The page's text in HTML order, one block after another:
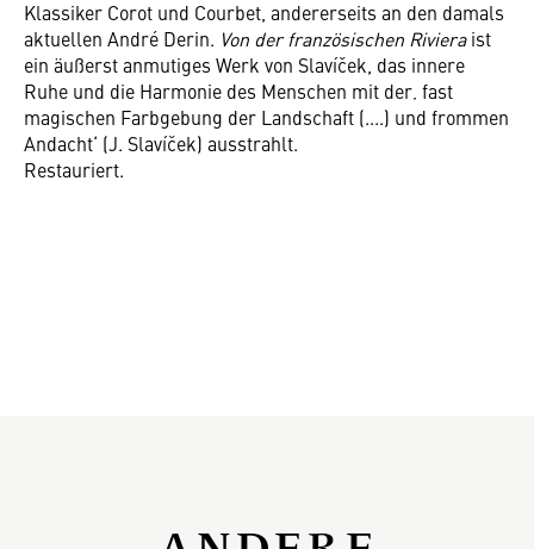
Klassiker Corot und Courbet, andererseits an den damals
aktuellen André Derin. Von der französischen Rivieraist
ein äußerst anmutiges Werk von Slavíček, das innere
Ruhe und die Harmonie des Menschen mit der‚ fast
magischen Farbgebung der Landschaft (....) und frommen
Andacht‘ (J. Slavíček) ausstrahlt.
Restauriert.